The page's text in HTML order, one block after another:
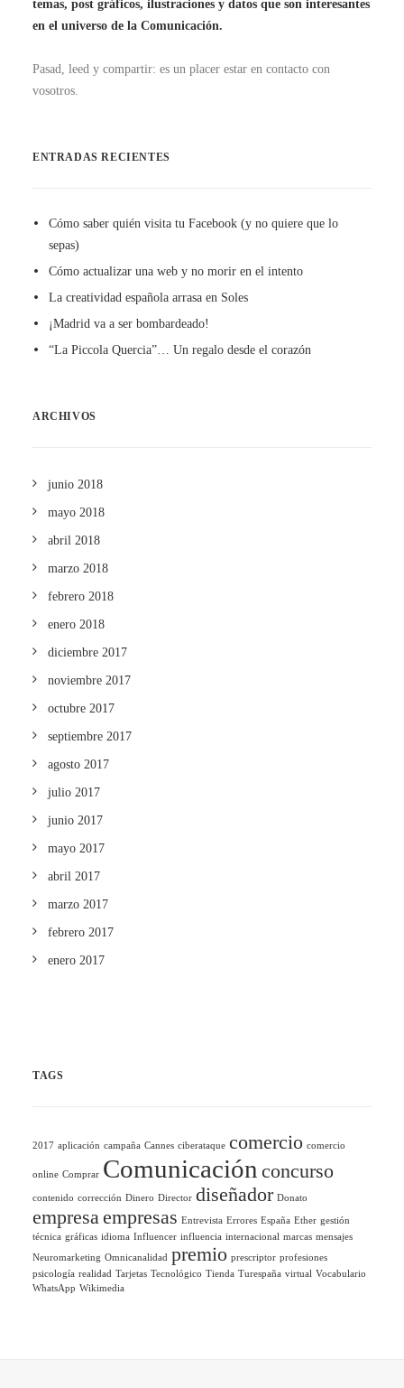
temas, post gráficos, ilustraciones y datos que son interesantes
en el universo de la Comunicación.
Pasad, leed y compartir: es un placer estar en contacto con
vosotros.
ENTRADAS RECIENTES
Cómo saber quién visita tu Facebook (y no quiere que lo
sepas)
Cómo actualizar una web y no morir en el intento
La creatividad española arrasa en Soles
¡Madrid va a ser bombardeado!
“La Piccola Quercia”… Un regalo desde el corazón
ARCHIVOS
junio 2018
mayo 2018
abril 2018
marzo 2018
febrero 2018
enero 2018
diciembre 2017
noviembre 2017
octubre 2017
septiembre 2017
agosto 2017
julio 2017
junio 2017
mayo 2017
abril 2017
marzo 2017
febrero 2017
enero 2017
TAGS
2017 aplicación campaña Cannes ciberataque comercio comercio
online Comprar Comunicación concurso
contenido corrección Dinero Director diseñador Donato
empresaempresas Entrevista Errores España Ether gestión
técnica gráficas idioma Influencer influencia internacional marcas mensajes
Neuromarketing Omnicanalidad premio prescriptor profesiones
psicología realidad Tarjetas Tecnológico Tienda Turespaña virtual Vocabulario
WhatsApp Wikimedia